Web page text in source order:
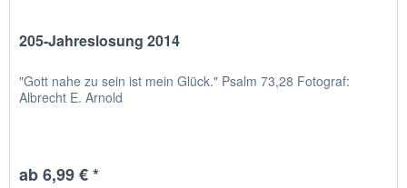
205-Jahreslosung 2014
"Gott nahe zu sein ist mein Glück." Psalm 73,28 Fotograf:
Albrecht E. Arnold
ab 6,99 € *